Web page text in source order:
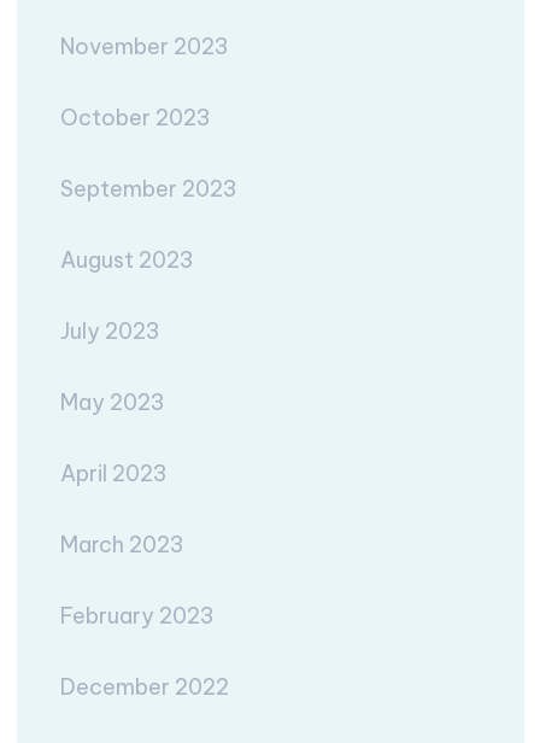
November 2023
October 2023
September 2023
August 2023
July 2023
May 2023
April 2023
March 2023
February 2023
December 2022